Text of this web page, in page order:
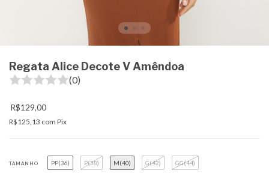
Regata Alice Decote V Amêndoa
(0)
R$129,00
R$125,13 com Pix
TAMANHO PP(36) P(38) M(40) G(42) GG(44)